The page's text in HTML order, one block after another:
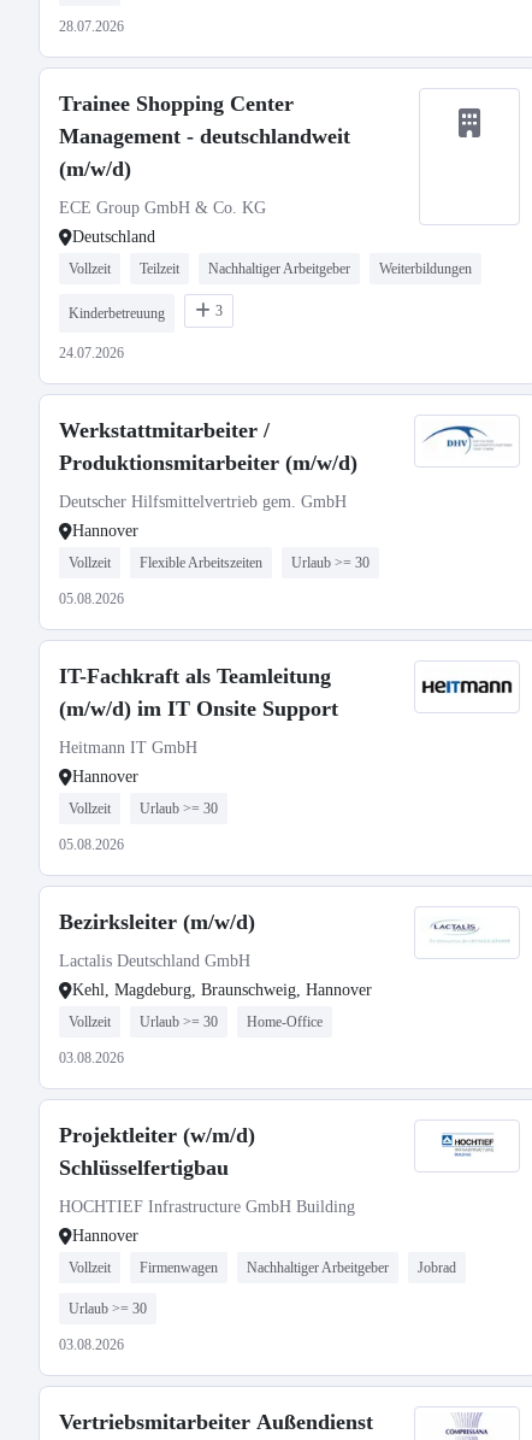
28.07.2026
Trainee Shopping Center
Management - deutschlandweit
(m/w/d)
ECE Group GmbH & Co. KG
Deutschland
Vollzeit Teilzeit Nachhaltiger Arbeitgeber Weiterbildungen
Kinderbetreuung 3
24.07.2026
Werkstattmitarbeiter /
Produktionsmitarbeiter (m/w/d)
Deutscher Hilfsmittelvertrieb gem. GmbH
Hannover
Vollzeit Flexible Arbeitszeiten Urlaub >= 30
05.08.2026
IT-Fachkraft als Teamleitung
(m/w/d) im IT Onsite Support
Heitmann IT GmbH
Hannover
Vollzeit Urlaub >= 30
05.08.2026
Bezirksleiter (m/w/d)
Lactalis Deutschland GmbH
Kehl, Magdeburg, Braunschweig, Hannover
Vollzeit Urlaub >= 30 Home-Office
03.08.2026
Projektleiter (w/m/d)
Schlüsselfertigbau
HOCHTIEF Infrastructure GmbH Building
Hannover
Vollzeit Firmenwagen Nachhaltiger Arbeitgeber Jobrad
Urlaub >= 30
03.08.2026
Vertriebsmitarbeiter Außendienst